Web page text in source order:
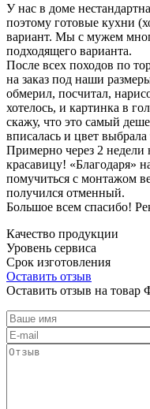
У нас в доме
поэтому готовые кухни
вариант. Мы с мужем
подходящего варианта.
После всех походов по
на заказ под наши
обмерил, посчитал,
хотелось, и картинка в
скажу, что это самый
вписалась и цвет
Примерно через 2
красавицу! «Благодаря»
помучиться с монтажом
получился отменный.
Большое всем спасибо!
Качество продукции
Уровень сервиса
Срок изготовления
Оставить отзыв
Оставить отзыв на товар